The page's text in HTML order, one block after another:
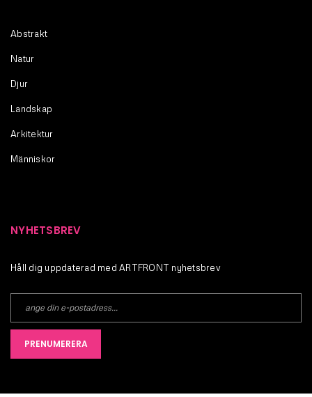
Abstrakt
Natur
Djur
Landskap
Arkitektur
Människor
NYHETSBREV
Håll dig uppdaterad med ARTFRONT nyhetsbrev
PRENUMERERA